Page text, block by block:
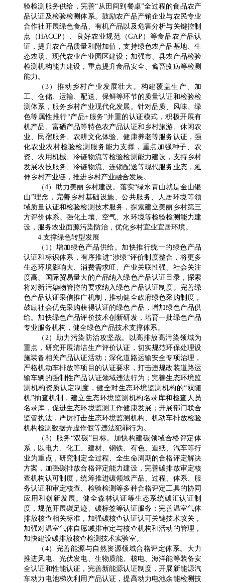
验检测服务供给，完善“从田间到餐桌”全过程的食品农产
品认证及检验检测体系。鼓励农产品产销企业与农民专业
合作社开展绿色食品、有机产品以及危害分析与关键控制
点（HACCP）、良好农业规范（GAP）等食品农产品认
证，提升农产品质量和附加值，支持绿色农产品基地、生
态农场、现代农业产业园区建设；加强市、县农产品检验
检测机构能力建设，重点提升食品安全、禽畜疫病等检测
能力。
（3）推动乡村产业发展壮大。构建覆盖生产、加
工、仓储、运输、配送、保鲜等环节的质量认证和检验检
测体系，服务乡村产业现代化发展。针对品质、风味、绿
色等属性推行“产品+服务”并重的认证模式，积极开展有
机产品、富硒产品等特色农产品认证和乡村旅游、休闲农
业、民宿服务、农耕文化体验、健康养老等服务认证，强
化农业农村检验检测服务能力支撑，重点加强种子、农
资、农用机械、冷链物流等检验检测能力建设，支持乡村
发展农技服务、冷链物流、连锁配送等现代服务业态，延
伸乡村产业链，推进乡村产业融合发展。
（4）助力美丽乡村建设。落实“绿水青山就是金山银
山”理念，完善乡村基础设施、公共服务、人居环境等领
域质量认证和检验检测技术服务，探索建立美丽乡村第三
方评价体系。强化土壤、空气、水环境等检验检测能力建
设，服务农业面源污染防治，优化乡村宜业宜居环境。
4.支撑绿色转型发展
（1）增加绿色产品供给。加快推行统一的绿色产品
认证和标识体系，有序推进“涉绿”评价制度整合，将更多
生态环境影响大、消费需求旺、产业关联性强、社会关注
度高、国际贸易量大的产品纳入绿色产品认证目录，探索
将对新污染物管控的要求纳入绿色产品认证制度。完善绿
色产品认证采信推广机制，推动健全政府绿色采购制度，
鼓励社会优先采购获得认证的绿色产品，增加绿色产品供
给。加快绿色产品评价技术创新研发，培育一批绿色产品
专业服务机构，健全绿色产品技术支撑体系。
（2）助力污染防治攻坚战。以高排放高污染领域为
重点，研究开展清洁生产评价认证，切实规范环保处理设
施装备相关产品认证活动；深化道路运输安全专项治理，
严格机动车排放等项目的认证要求，打击违规改装道路运
输车辆的强制性产品认证领域违法行为；完善生态环境监
测机构资质认定制度，健全对生态环境监测机构的“双随
机”抽查机制，建立生态环境监测机构名录库和检查人员
名录库，促进生态环境监测工作健康发展；开展部门联合
监管执法，严厉打击生态环境监测机构、机动车排放检验
机构检测数据弄虚作假等违法犯罪行为。
（3）服务“双碳”目标。加快构建碳领域合格评定体
系，以电力、化工、建材、钢铁、有色、造纸、汽车等行
业为重点，研究制定全过程、全生命周期的合格评定解决
方案，加强碳排放合格评定能力建设，完善碳排放审定核
查机构认可制度，统筹推进碳领域产品、过程、体系、服
务认证和审定核查、检验检测等多种合格评定工具的协同
应用和创新发展。健全森林认证等生态系统碳汇认证制
度，规范开展碳足迹、碳标签等认证服务；完善温室气体
排放核查相关标准，加强碳核查认证认可关键技术攻关，
加强对温室气体自愿减排审定与核查机构和活动的管理，
加快建设碳排放核查检测技术实验室。
（4）完善能源与自然资源领域合格评定体系。大力
推进风电、光伏发电、生物质能、核电、海洋能等装备安
全认证和性能认证，完善新能源认证制度，开展新能源汽
车动力电池梯次利用产品认证，提高动力电池余能检测技